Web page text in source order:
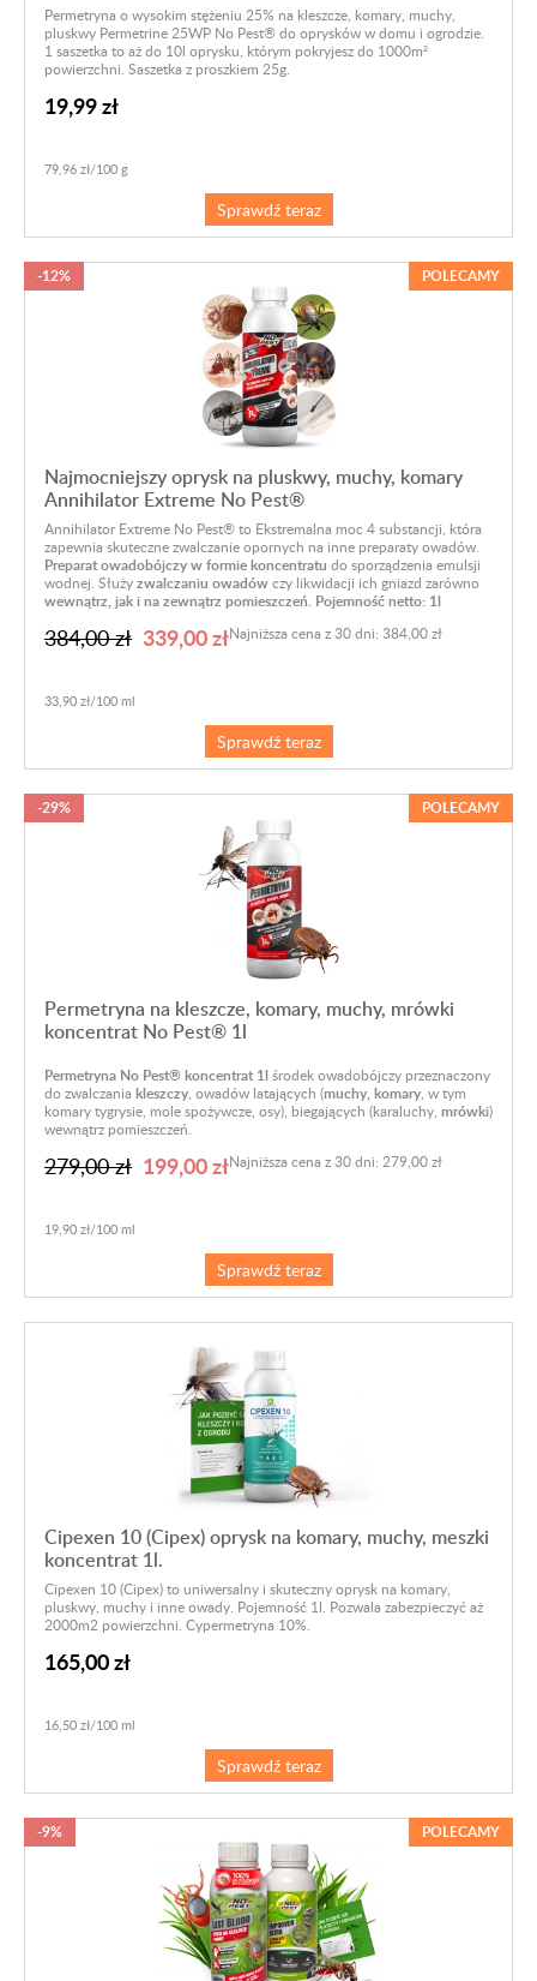
Permetryna o wysokim stężeniu 25% na kleszcze, komary, muchy,
pluskwy Permetrine 25WP No Pest® do oprysków w domu i ogrodzie.
1 saszetka to aż do 10l oprysku, którym pokryjesz do 1000m²
powierzchni. Saszetka z proszkiem 25g.
19,99 zł
79,96 zł/100 g
Sprawdź teraz
Najmocniejszy oprysk na pluskwy, muchy, komary
Annihilator Extreme No Pest®
-12% POLECAMY
Annihilator Extreme No Pest® to Ekstremalna moc 4 substancji, która
zapewnia skuteczne zwalczanie opornych na inne preparaty owadów.
Preparat owadobójczy w formie koncentratu do sporządzenia emulsji
wodnej. Służyzwalczaniu owadówczy likwidacji ich gniazd zarówno
wewnątrz, jak i na zewnątrz pomieszczeń. Pojemność netto: 1l
384,00 zł 339,00 zł
33,90 zł/100 ml
Najniższa cena z 30 dni: 384,00 zł
Sprawdź teraz
Permetryna na kleszcze, komary, muchy, mrówki
koncentrat No Pest® 1l
-29% POLECAMY
Permetryna No Pest® koncentrat 1lśrodek owadobójczy przeznaczony
do zwalczania kleszczy , owadów latających (muchy, komary , w tym
komary tygrysie, mole spożywcze, osy), biegających (karaluchy, mrówki)
wewnątrz pomieszczeń.
279,00 zł 199,00 zł
19,90 zł/100 ml
Najniższa cena z 30 dni: 279,00 zł
Sprawdź teraz
Cipexen 10 (Cipex) oprysk na komary, muchy, meszki
koncentrat 1l.
Cipexen 10 (Cipex) to uniwersalny i skuteczny oprysk na komary,
pluskwy, muchy i inne owady. Pojemność 1l. Pozwala zabezpieczyć aż
2000m2 powierzchni. Cypermetryna 10%.
165,00 zł
16,50 zł/100 ml
Sprawdź teraz
-9% POLECAMY